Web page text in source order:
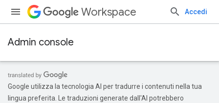
Workspace Accedi
Admin console
Google utilizza la tecnologia AI per tradurre i contenuti nella tua
lingua preferita. Le traduzioni generate dall'AI potrebbero